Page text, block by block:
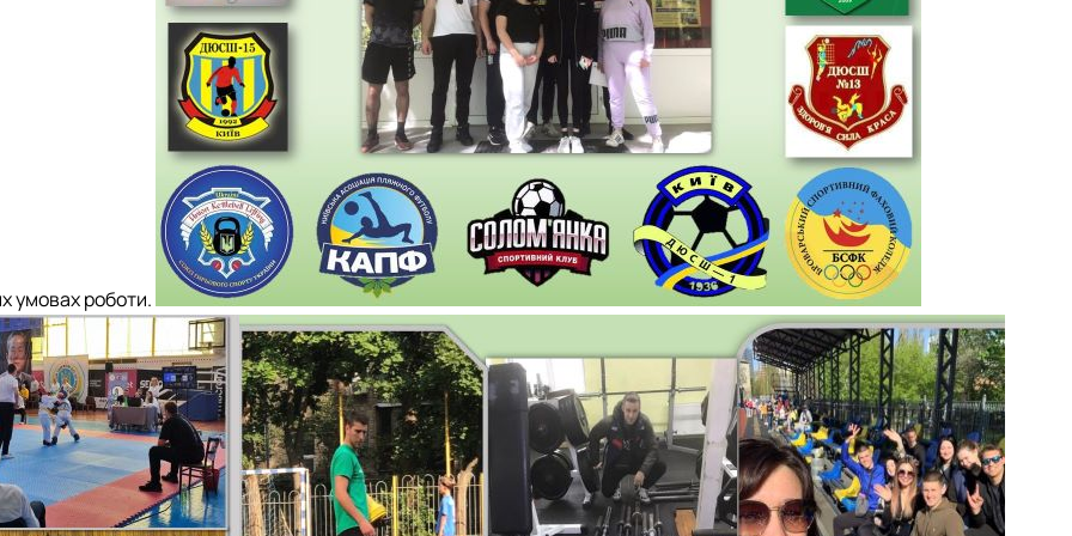
умовах роботи.